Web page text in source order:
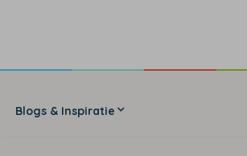
Blogs & Inspiratie